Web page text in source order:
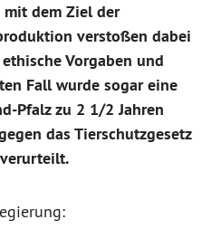
dem Ziel der
verstoßen dabei
Vorgaben und
Fall wurde sogar eine
Pfalz zu 2 1/2 Jahren
das Tierschutzgesetz